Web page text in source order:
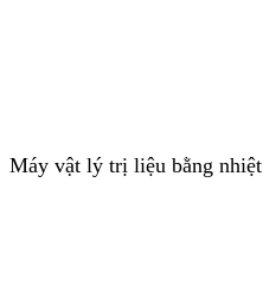
Máy vật lý trị liệu bằng nhiệt